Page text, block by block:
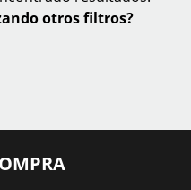
otros filtros?